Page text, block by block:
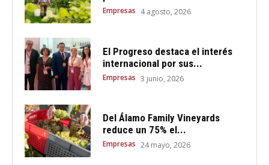
Empresas 4 agosto, 2026
El Progreso destaca el interés
internacional por sus...
Empresas 3 junio, 2026
Del Álamo Family Vineyards
reduce un 75% el...
Empresas 24 mayo, 2026